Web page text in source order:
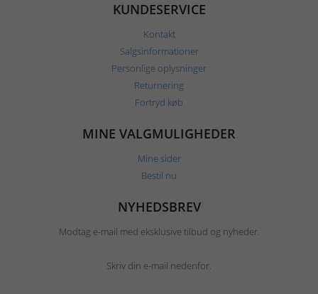
KUNDESERVICE
Kontakt
Salgsinformationer
Personlige oplysninger
Returnering
Fortryd køb
MINE VALGMULIGHEDER
Mine sider
Bestil nu
NYHEDSBREV
Modtag e-mail med eksklusive tilbud og nyheder.
Skriv din e-mail nedenfor.